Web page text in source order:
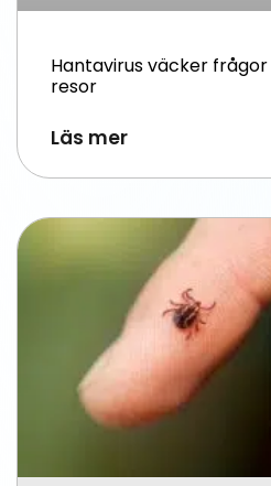
Hantavirus väcker
resor
Läs mer